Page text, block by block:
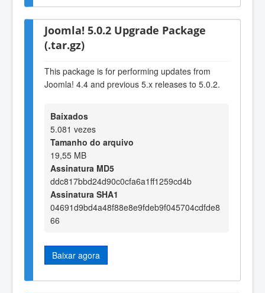
Joomla! 5.0.2 Upgrade Package
(.tar.gz)
This package is for performing updates from
Joomla! 4.4 and previous 5.x releases to 5.0.2.
Baixados
5.081 vezes
Tamanho do arquivo
19,55 MB
Assinatura MD5
ddc817bbd24d90c0cfa6a1ff1259cd4b
Assinatura SHA1
04691d9bd4a48f88e8e9fdeb9f045704cdfde8
66
Baixar agora